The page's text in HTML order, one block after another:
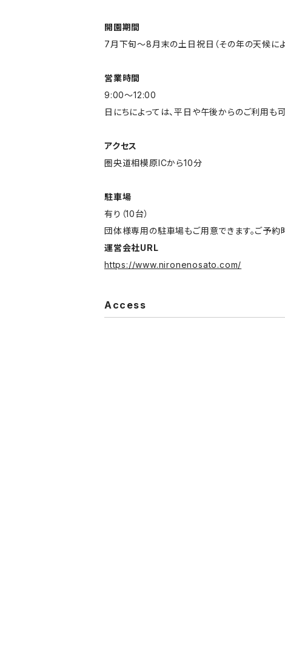
開園期間
7月下旬～8月末の土日祝日（その年の天候によ
営業時間
9:00～12:00
日にちによっては、平日や午後からのご利用も可
アクセス
圏央道相模原ICから10分
駐車場
有り（10台）
団体様専用の駐車場もご用意できます。ご予約
運営会社URL
https://www.nironenosato.com/
Access